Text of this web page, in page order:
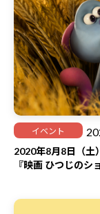
イベント
2020年8月8日（土
『映画 ひつじの